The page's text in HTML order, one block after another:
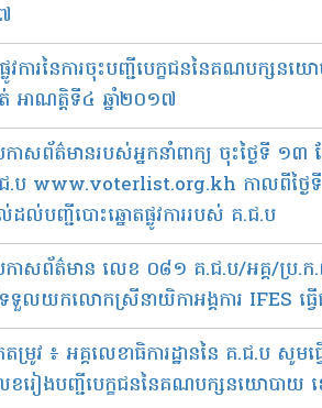
វ​ការ​នៃ​ការ​ចុះ​បញ្ជី​បេក្ខជន​នៃ​គណបក្ស​ន
អាណត្តិ​ទី​៤ ឆ្នាំ​២០១៧
កាស​ព័ត៌​មាន​របស់​អ្នក​នាំ​ពាក្យ​ ចុះថ្ងៃទី ១
.ប www.voterlist.org.kh កាលពី​ថ្ងៃ
ដល់​បញ្ជី​បោះ​ឆ្នោត​ផ្លូវ​ការ​របស់ គ.ជ.ប
កាស​ព័ត៌​មាន លេខ ០៨១ គ.ជ.ប/អគ្គ/ប្រ.ក
ទួល​យក​លោក​ស្រី​​នាយិកា​អង្គ​ការ​ IFES ធ្វើ​
តម្រូវ​ ៖ អគ្គ​លេខា​ធិការ​ដ្ឋាន​នៃ​ គ.ជ.ប​ សូម​
រៀង​បញ្ជី​បេក្ខជន​នៃ​គណបក្ស​នយោបាយ​ ខ